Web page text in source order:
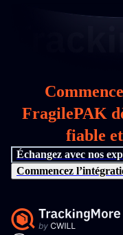
FragilePAK
fiable
Échangez avec nos
Commencez